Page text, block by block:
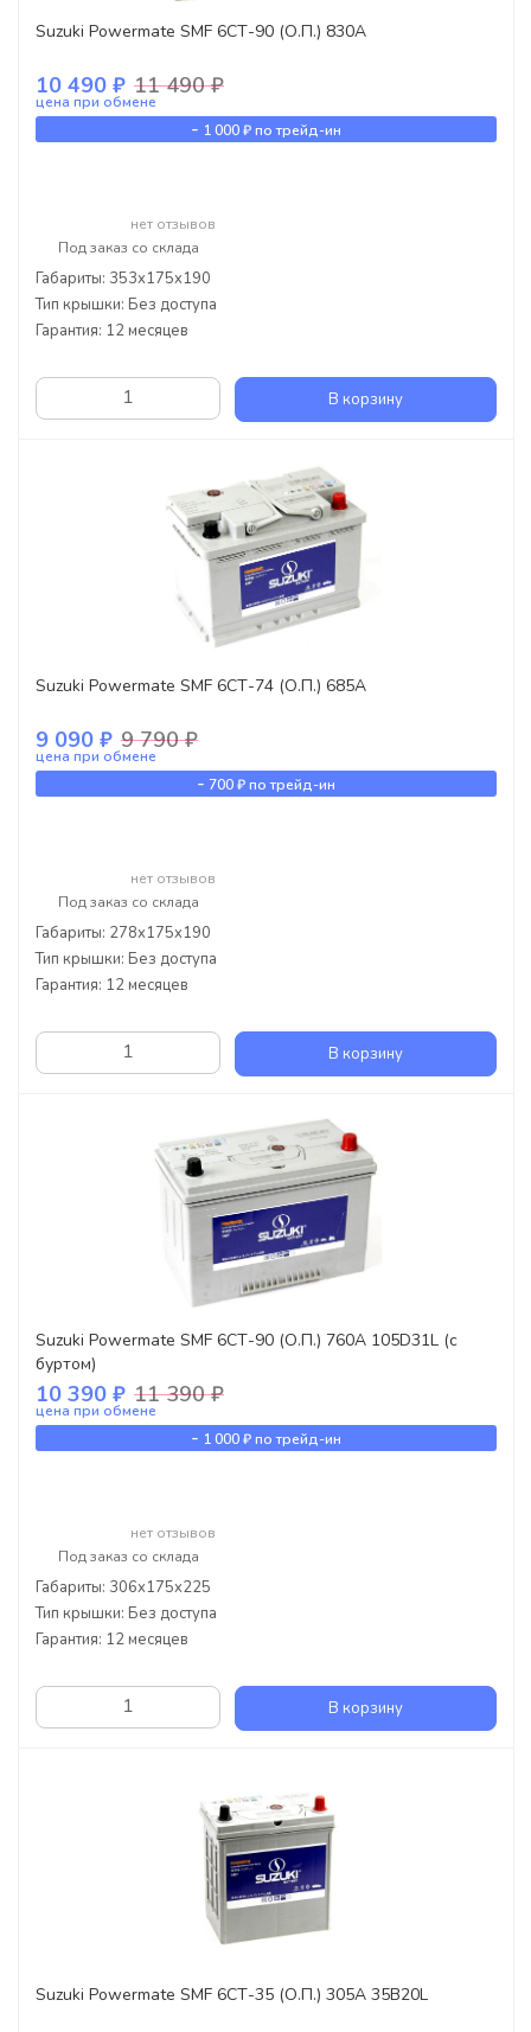
Suzuki Powermate SMF 6СТ-90 (О.П.) 830А
10 490 ₽ 11 490 ₽
цена при обмене
- 1 000 ₽по трейд-ин
нет отзывов
Под заказ со склада
Габариты: 353x175x190
Тип крышки: Без доступа
Гарантия: 12 месяцев
В корзину
Suzuki Powermate SMF 6СТ-74 (О.П.) 685А
9 090 ₽ 9 790 ₽
цена при обмене
- 700 ₽по трейд-ин
нет отзывов
Под заказ со склада
Габариты: 278x175x190
Тип крышки: Без доступа
Гарантия: 12 месяцев
В корзину
Suzuki Powermate SMF 6СТ-90 (О.П.) 760А 105D31L (с
буртом)
10 390 ₽ 11 390 ₽
цена при обмене
- 1 000 ₽по трейд-ин
нет отзывов
Под заказ со склада
Габариты: 306x175x225
Тип крышки: Без доступа
Гарантия: 12 месяцев
В корзину
Suzuki Powermate SMF 6СТ-35 (О.П.) 305А 35B20L